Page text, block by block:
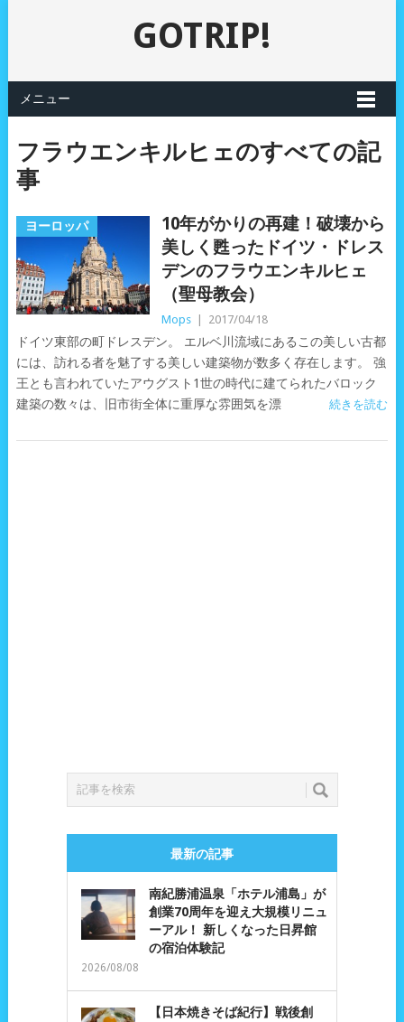
GOTRIP!
メニュー
フラウエンキルヒェのすべての記
事
ヨーロッパ
10年がかりの再建！破壊から
美しく甦ったドイツ・ドレス
デンのフラウエンキルヒェ
（聖母教会）
Mops 2017/04/18
ドイツ東部の町ドレスデン。 エルベ川流域にあるこの美しい古都
には、訪れる者を魅了する美しい建築物が数多く存在します。 強
王とも言われていたアウグスト1世の時代に建てられたバロック
建築の数々は、旧市街全体に重厚な雰囲気を漂
続きを読む
最新の記事
南紀勝浦温泉「ホテル浦島」が
創業70周年を迎え大規模リニュ
ーアル！ 新しくなった日昇館
の宿泊体験記
2026/08/08
【日本焼きそば紀行】戦後創